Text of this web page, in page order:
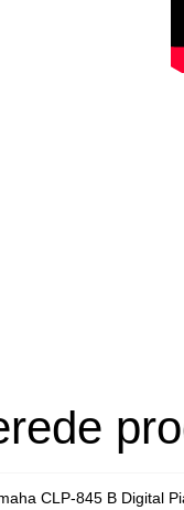
CLP-845 B Digital